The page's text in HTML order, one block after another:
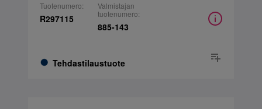
Tuotenumero:
R297115
Tehdastilaustuote
Valmistajan
tuotenumero:
885-143